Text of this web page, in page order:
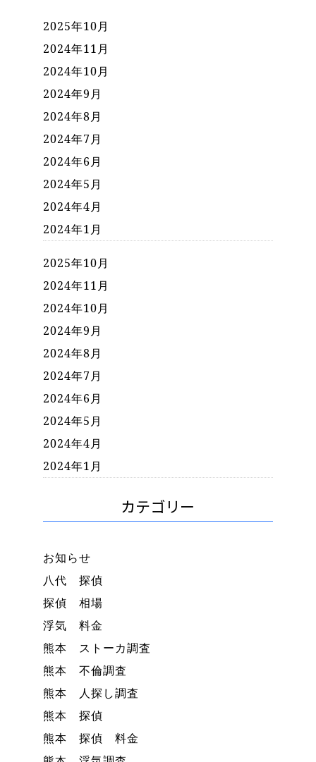
2025年10月
2024年11月
2024年10月
2024年9月
2024年8月
2024年7月
2024年6月
2024年5月
2024年4月
2024年1月
2025年10月
2024年11月
2024年10月
2024年9月
2024年8月
2024年7月
2024年6月
2024年5月
2024年4月
2024年1月
カテゴリー
お知らせ
八代 探偵
探偵 相場
浮気 料金
熊本 ストーカ調査
熊本 不倫調査
熊本 人探し調査
熊本 探偵
熊本 探偵 料金